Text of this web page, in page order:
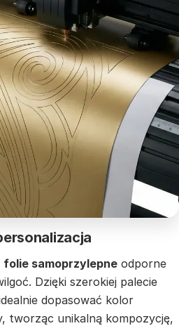
folie samoprzylepne odporne
Dzięki szerokiej palecie
dopasować kolor
tworząc unikalną kompozycję,